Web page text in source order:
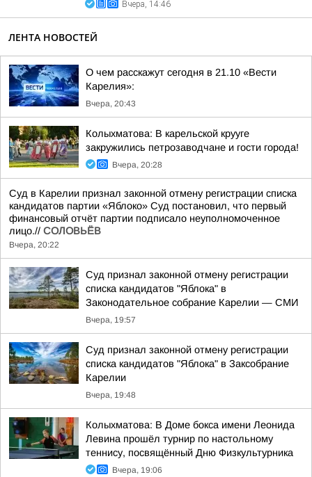
Вчера, 14:46
ЛЕНТА НОВОСТЕЙ
О чем расскажут сегодня в 21.10 «Вести
Карелия»:
Вчера, 20:43
Колыхматова: В карельской крууге
закружились петрозаводчане и гости города!
Вчера, 20:28
Суд в Карелии признал законной отмену регистрации списка
кандидатов партии «Яблоко» Суд постановил, что первый
финансовый отчёт партии подписало неуполномоченное
лицо.// СОЛОВЬЁВ
Вчера, 20:22
Суд признал законной отмену регистрации
списка кандидатов "Яблока" в
Законодательное собрание Карелии — СМИ
Вчера, 19:57
Суд признал законной отмену регистрации
списка кандидатов "Яблока" в Заксобрание
Карелии
Вчера, 19:48
Колыхматова: В Доме бокса имени Леонида
Левина прошёл турнир по настольному
теннису, посвящённый Дню Физкультурника
Вчера, 19:06